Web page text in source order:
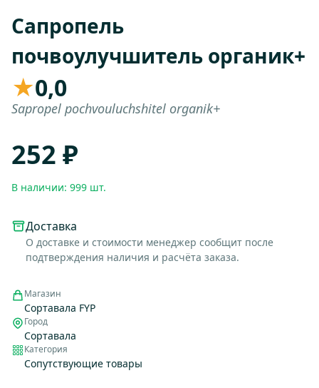
Сапропель
почвоулучшитель органик+
★0,0
Sapropel pochvouluchshitel organik+
252 ₽
В наличии: 999 шт.
Доставка
О доставке и стоимости менеджер сообщит после
подтверждения наличия и расчёта заказа.
Магазин
Сортавала FYP
Город
Сортавала
Категория
Сопутствующие товары